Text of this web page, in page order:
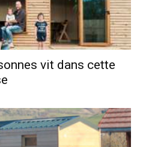
vit dans cette